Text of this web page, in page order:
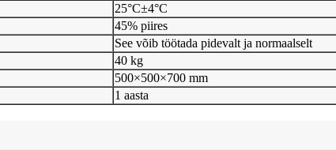
25°C±4°C
45% piires
See võib töötada pidevalt ja normaalselt
40 kg
500×500×700 mm
1 aasta